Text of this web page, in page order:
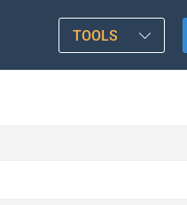
TOOLS